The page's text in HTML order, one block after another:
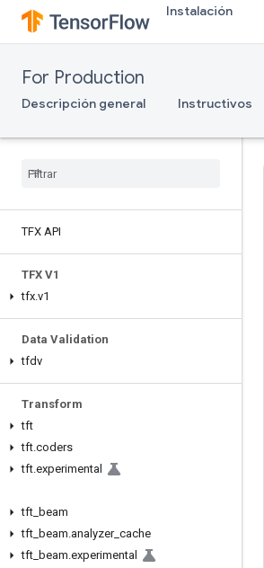
Instalación
For Production
Descripción general Instructivos
TFX API
TFX V1
tfx.v1
Data Validation
tfdv
Transform
tft
tft.coders
tft.experimental
tft beam
tft beam.analyzer_ cache
tft beam.experimental